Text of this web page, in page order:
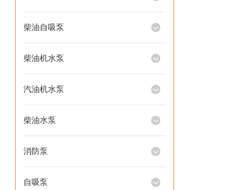
柴油自吸泵
柴油机水泵
汽油机水泵
柴油水泵
消防泵
自吸泵